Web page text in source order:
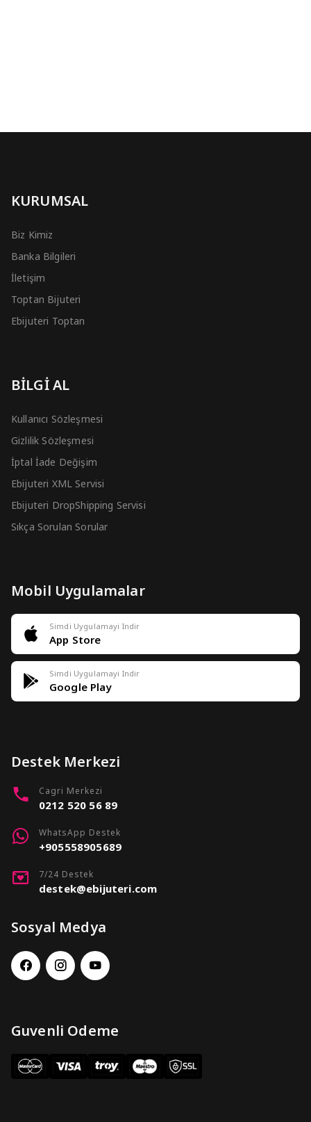
KURUMSAL
Biz Kimiz
Banka Bilgileri
İletişim
Toptan Bijuteri
Ebijuteri Toptan
BİLGİ AL
Kullanıcı Sözleşmesi
Gizlilik Sözleşmesi
İptal İade Değişim
Ebijuteri XML Servisi
Ebijuteri DropShipping Servisi
Sıkça Sorulan Sorular
Mobil Uygulamalar
Simdi Uygulamayi Indir
App Store
Simdi Uygulamayi Indir
Google Play
Destek Merkezi
Cagri Merkezi
0212 520 56 89
WhatsApp Destek
+905558905689
7/24 Destek
destek@ebijuteri.com
Sosyal Medya
Guvenli Odeme